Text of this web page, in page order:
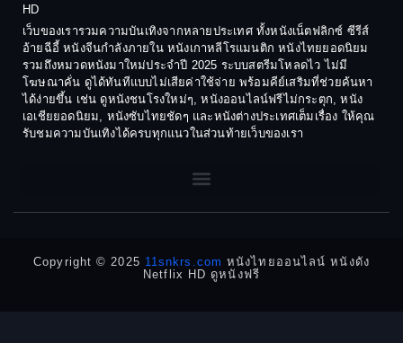
Culture
Dance เต้น
Dark Comedy ตลกร้าย
DC
Detective สืบสวน
1974
1973
1972
1971
1970
1969
1968
1964
HD
เว็บของเรารวมความบันเทิงจากหลายประเทศ ทั้งหนังเน็ตฟลิกซ์ ซีรีส์
อ้ายฉีอี้ หนังจีนกำลังภายใน หนังเกาหลีโรแมนติก หนังไทยยอดนิยม
รวมถึงหมวดหนังมาใหม่ประจำปี 2025 ระบบสตรีมโหลดไว ไม่มี
โฆษณาคั่น ดูได้ทันทีแบบไม่เสียค่าใช้จ่าย พร้อมคีย์เสริมที่ช่วยค้นหา
ได้ง่ายขึ้น เช่น ดูหนังชนโรงใหม่ๆ, หนังออนไลน์ฟรีไม่กระตุก, หนัง
เอเชียยอดนิยม, หนังซับไทยชัดๆ และหนังต่างประเทศเต็มเรื่อง ให้คุณ
รับชมความบันเทิงได้ครบทุกแนวในส่วนท้ายเว็บของเรา
Copyright © 2025 11snkrs.com หนังไทยออนไลน์ หนังดัง
Netflix HD ดูหนังฟรี